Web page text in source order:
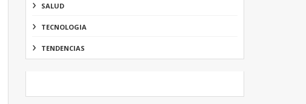
SALUD
TECNOLOGIA
TENDENCIAS